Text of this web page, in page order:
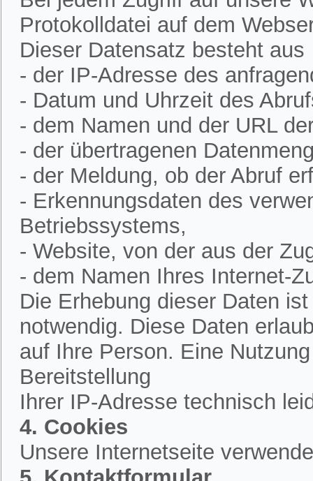
Protokolldatei auf dem
Dieser Datensatz besteht aus
- der IP-Adresse des
- Datum und Uhrzeit des
- dem Namen und der URL
- der übertragenen
- der Meldung, ob der Abruf
- Erkennungsdaten des
Betriebssystems,
- Website, von der aus der
- dem Namen Ihres Internet-
Die Erhebung dieser Daten
notwendig. Diese Daten
auf Ihre Person. Eine
Bereitstellung
Ihrer IP-Adresse technisch
4. Cookies
Unsere Internetseite